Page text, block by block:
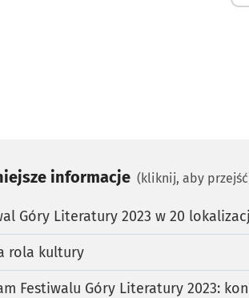
informacje (kliknij, aby
Góry Literatury 2023 w 20
rola kultury
Festiwalu Góry Literatury 2023: